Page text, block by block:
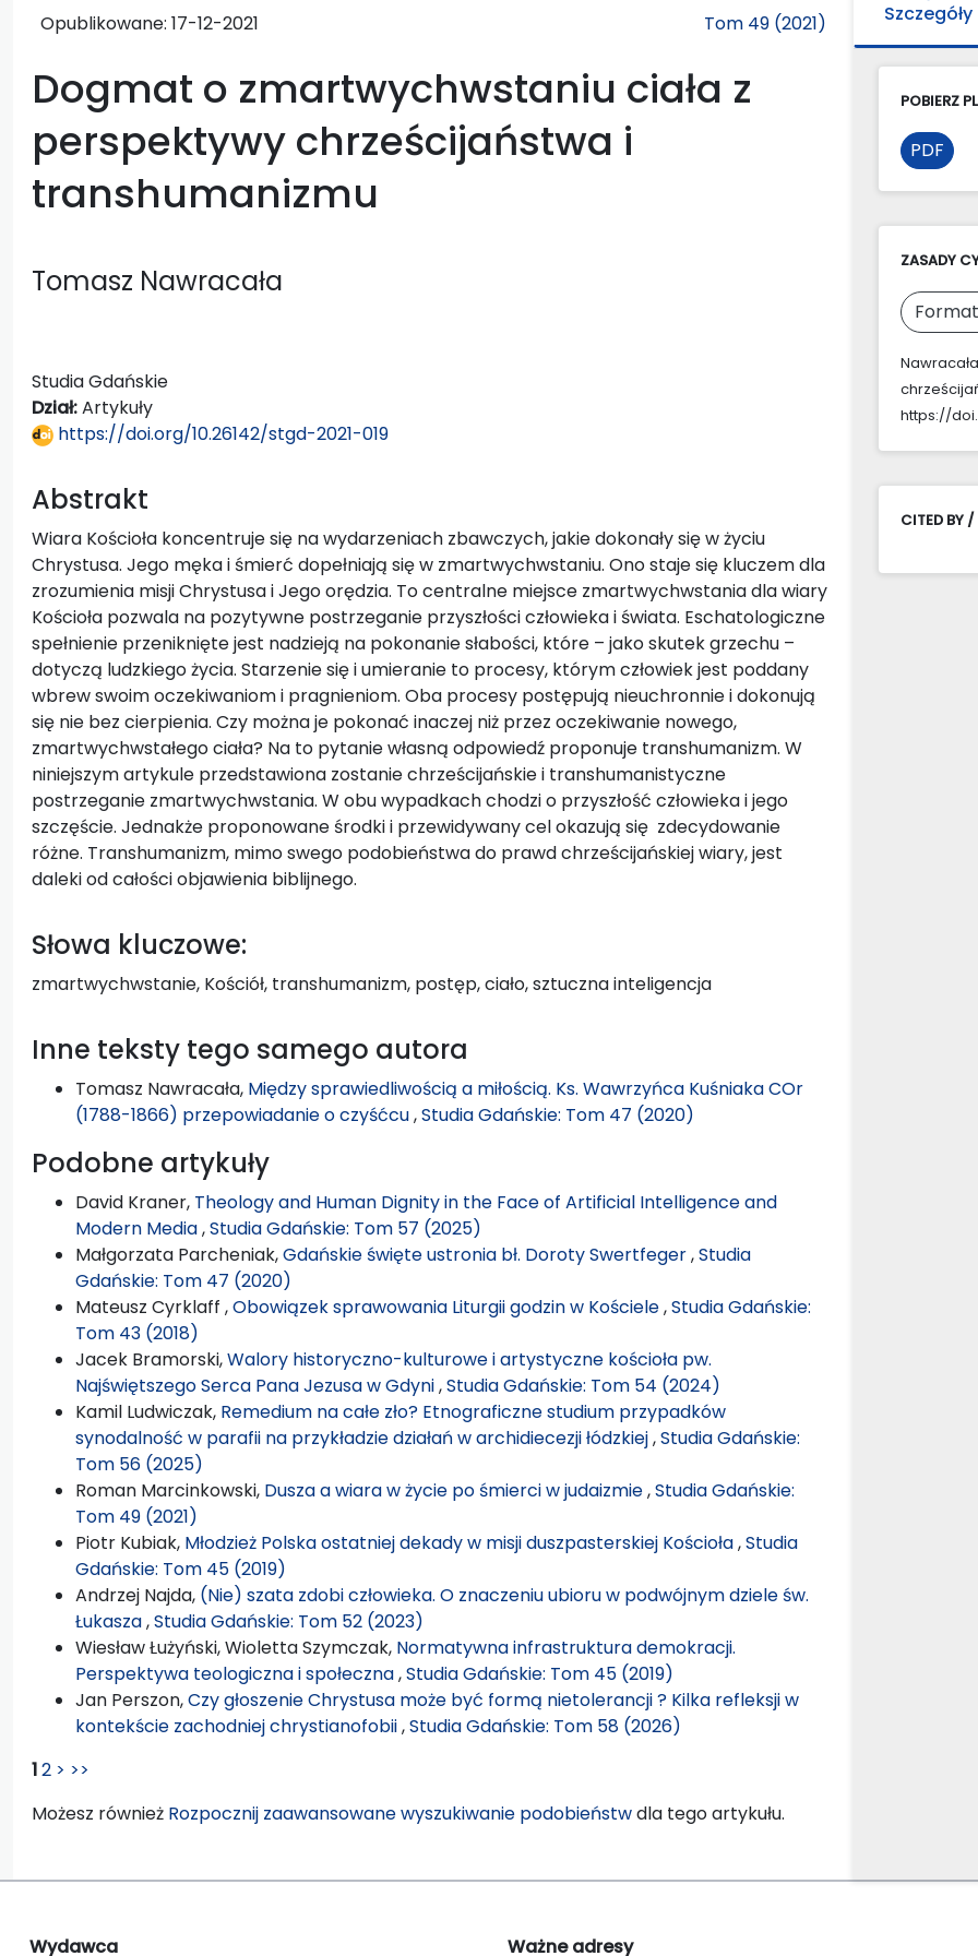
Opublikowane: 17-12-2021 Tom 49 (2021)
Dogmat o zmartwychwstaniu ciała z
perspektywy chrześcijaństwa i
transhumanizmu
Tomasz Nawracała
Studia Gdańskie
Dział:Artykuły
https://doi.org/10.26142/stgd-2021-019
Abstrakt
Wiara Kościoła koncentruje się na wydarzeniach zbawczych, jakie dokonały się w życiu
Chrystusa. Jego męka i śmierć dopełniają się w zmartwychwstaniu. Ono staje się kluczem dla
zrozumienia misji Chrystusa i Jego orędzia. To centralne miejsce zmartwychwstania dla wiary
Kościoła pozwala na pozytywne postrzeganie przyszłości człowieka i świata. Eschatologiczne
spełnienie przeniknięte jest nadzieją na pokonanie słabości, które – jako skutek grzechu –
dotyczą ludzkiego życia. Starzenie się i umieranie to procesy, którym człowiek jest poddany
wbrew swoim oczekiwaniom i pragnieniom. Oba procesy postępują nieuchronnie i dokonują
się nie bez cierpienia. Czy można je pokonać inaczej niż przez oczekiwanie nowego,
zmartwychwstałego ciała? Na to pytanie własną odpowiedź proponuje transhumanizm. W
niniejszym artykule przedstawiona zostanie chrześcijańskie i transhumanistyczne
postrzeganie zmartwychwstania. W obu wypadkach chodzi o przyszłość człowieka i jego
szczęście. Jednakże proponowane środki i przewidywany cel okazują się zdecydowanie
różne. Transhumanizm, mimo swego podobieństwa do prawd chrześcijańskiej wiary, jest
daleki od całości objawienia biblijnego.
Słowa kluczowe:
zmartwychwstanie, Kościół, transhumanizm, postęp, ciało, sztuczna inteligencja
Inne teksty tego samego autora
Tomasz Nawracała, Między sprawiedliwością a miłością. Ks. Wawrzyńca Kuśniaka COr
(1788-1866) przepowiadanie o czyśćcu,Studia Gdańskie: Tom 47 (2020)
Podobne artykuły
David Kraner, Theology and Human Dignity in the Face of Artificial Intelligence and
Modern Media,Studia Gdańskie: Tom 57 (2025)
Małgorzata Parcheniak,Gdańskie święte ustronia bł. Doroty Swertfeger,Studia
Gdańskie: Tom 47 (2020)
Mateusz Cyrklaff ,Obowiązek sprawowania Liturgii godzin w Kościele,Studia Gdańskie:
Tom 43 (2018)
Jacek Bramorski,Walory historyczno-kulturowe i artystyczne kościoła pw.
Najświętszego Serca Pana Jezusa w Gdyni,Studia Gdańskie: Tom 54 (2024)
Kamil Ludwiczak, Remedium na całe zło? Etnograficzne studium przypadków
synodalność w parafii na przykładzie działań w archidiecezji łódzkiej,Studia Gdańskie:
Tom 56 (2025)
Roman Marcinkowski, Dusza a wiara w życie po śmierci w judaizmie,Studia Gdańskie:
Tom 49 (2021)
Piotr Kubiak, Młodzież Polska ostatniej dekady w misji duszpasterskiej Kościoła,Studia
Gdańskie: Tom 45 (2019)
Andrzej Najda, (Nie) szata zdobi człowieka. O znaczeniu ubioru w podwójnym dziele św.
Łukasza,Studia Gdańskie: Tom 52 (2023)
Wiesław Łużyński, Wioletta Szymczak, Normatywna infrastruktura demokracji.
Perspektywa teologiczna i społeczna,Studia Gdańskie: Tom 45 (2019)
Jan Perszon,Czy głoszenie Chrystusa może być formą nietolerancji ? Kilka refleksji w
kontekście zachodniej chrystianofobii,Studia Gdańskie: Tom 58 (2026)
12 > >>
Możesz również Rozpocznij zaawansowane wyszukiwanie podobieństwdla tego artykułu.
Szczegóły
POBIERZ
PDF
ZASADY
https://
CITED BY /
Wydawca Ważne adresy